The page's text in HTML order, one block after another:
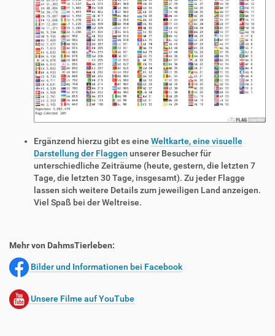
Ergänzend hierzu gibt es eine Weltkarte, eine visuelle
Darstellung der Flaggen unserer Besucher für
unterschiedliche Zeiträume (heute, gestern, die letzten 7
Tage, die letzten 30 Tage, insgesamt). Zu jeder Flagge
lassen sich weitere Details zum jeweiligen Land anzeigen.
Viel Spaß bei der Weltreise.
Mehr von DahmsTierleben:
Bilder und Informationen bei Facebook
Unsere Filme auf YouTube